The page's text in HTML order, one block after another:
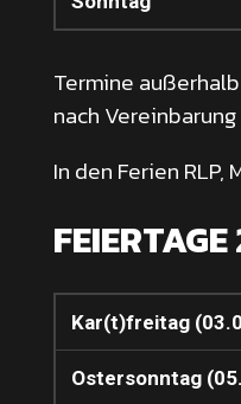
Termine
nach
In den Ferien RLP,
Kar(t)freitag
Ostersonntag